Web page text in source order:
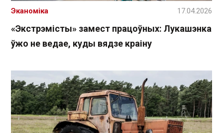
«Экстрэмісты» замест працоўных: Лукашэнка
ўжо не ведае, куды вядзе краіну
Эканоміка 17.04.2026